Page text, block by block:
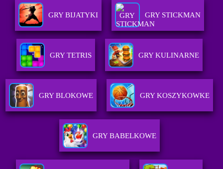
GRY BIJATYKI GRY STICKMAN
GRY TETRIS GRY KULINARNE
GRY BLOKOWE GRY KOSZYKOWKE
GRY BABELKOWE